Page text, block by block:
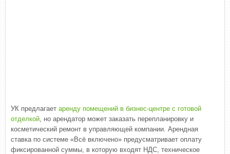
УК предлагает аренду помещений в бизнес-центре с готовой
отделкой , но арендатор может заказать перепланировку и
косметический ремонт в управляющей компании. Арендная
ставка по системе «Всё включено» предусматривает оплату
фиксированной суммы, в которую входят НДС, техническое